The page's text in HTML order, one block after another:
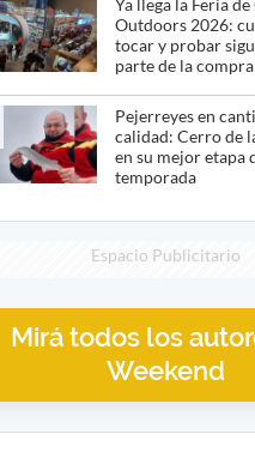
Ya llega la Feria de
Outdoors 2026:
tocar y probar
parte de la compra
Pejerreyes en
calidad: Cerro de
en su mejor etapa
temporada
Espacio Publicitario
Mirá todos los
Weekend